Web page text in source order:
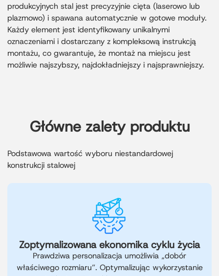
produkcyjnych stal jest precyzyjnie cięta (laserowo lub
plazmowo) i spawana automatycznie w gotowe moduły.
Każdy element jest identyfikowany unikalnymi
oznaczeniami i dostarczany z kompleksową instrukcją
montażu, co gwarantuje, że montaż na miejscu jest
możliwie najszybszy, najdokładniejszy i najsprawniejszy.
Główne zalety produktu
Podstawowa wartość wyboru niestandardowej
konstrukcji stalowej
Zoptymalizowana ekonomika cyklu życia
Prawdziwa personalizacja umożliwia „dobór
właściwego rozmiaru”. Optymalizując wykorzystanie